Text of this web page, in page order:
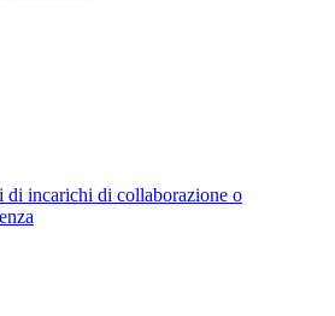
di incarichi di collaborazione o